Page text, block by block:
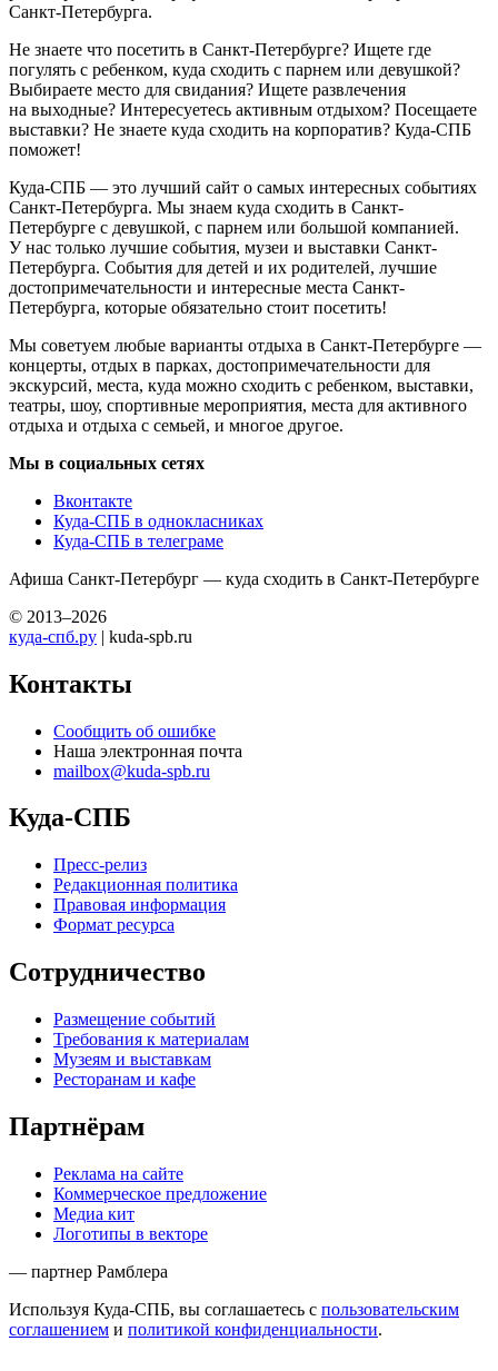
Санкт-Петербурга.
Не знаете что посетить в Санкт-Петербурге? Ищете где
погулять с ребенком, куда сходить с парнем или девушкой?
Выбираете место для свидания? Ищете развлечения
на выходные? Интересуетесь активным отдыхом? Посещаете
выставки? Не знаете куда сходить на корпоратив? Куда-СПБ
поможет!
Куда-СПБ — это лучший сайт о самых интересных событиях
Санкт-Петербурга. Мы знаем куда сходить в Санкт-
Петербурге с девушкой, с парнем или большой компанией.
У нас только лучшие события, музеи и выставки Санкт-
Петербурга. События для детей и их родителей, лучшие
достопримечательности и интересные места Санкт-
Петербурга, которые обязательно стоит посетить!
Мы советуем любые варианты отдыха в Санкт-Петербурге —
концерты, отдых в парках, достопримечательности для
экскурсий, места, куда можно сходить с ребенком, выставки,
театры, шоу, спортивные мероприятия, места для активного
отдыха и отдыха с семьей, и многое другое.
Мы в социальных сетях
Вконтакте
Куда-СПБ в однокласниках
Куда-СПБ в телеграме
Афиша Санкт-Петербург — куда сходить в Санкт-Петербурге
© 2013–2026
куда-спб.ру | kuda-spb.ru
Контакты
Сообщить об ошибке
Наша электронная почта
mailbox@kuda-spb.ru
Куда-СПБ
Пресс-релиз
Редакционная политика
Правовая информация
Формат ресурса
Сотрудничество
Размещение событий
Требования к материалам
Музеям и выставкам
Ресторанам и кафе
Партнёрам
Реклама на сайте
Коммерческое предложение
Медиа кит
Логотипы в векторе
— партнер Рамблера
Используя Куда-СПБ, вы соглашаетесь с пользовательским
соглашением и политикой конфиденциальности.